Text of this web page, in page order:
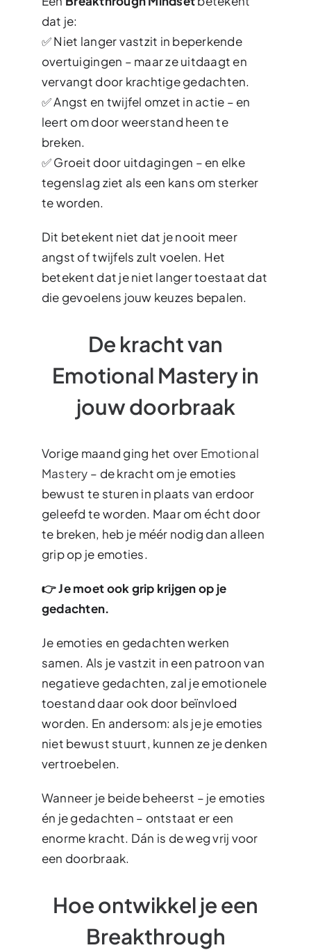
dat je:
✅ Niet langer vastzit in beperkende
overtuigingen – maar ze uitdaagt en
vervangt door krachtige gedachten.
✅ Angst en twijfel omzet in actie – en
leert om door weerstand heen te
breken.
✅ Groeit door uitdagingen – en elke
tegenslag ziet als een kans om sterker
te worden.
Dit betekent niet dat je nooit meer
angst of twijfels zult voelen. Het
betekent dat je niet langer toestaat dat
die gevoelens jouw keuzes bepalen.
De kracht van
Emotional Mastery in
jouw doorbraak
Vorige maand ging het over Emotional
Mastery – de kracht om je emoties
bewust te sturen in plaats van erdoor
geleefd te worden. Maar om écht door
te breken, heb je méér nodig dan alleen
grip op je emoties.
👉 Je moet ook grip krijgen op je
gedachten.
Je emoties en gedachten werken
samen. Als je vastzit in een patroon van
negatieve gedachten, zal je emotionele
toestand daar ook door beïnvloed
worden. En andersom: als je je emoties
niet bewust stuurt, kunnen ze je denken
vertroebelen.
Wanneer je beide beheerst – je emoties
én je gedachten – ontstaat er een
enorme kracht. Dán is de weg vrij voor
een doorbraak.
Hoe ontwikkel je een
Breakthrough